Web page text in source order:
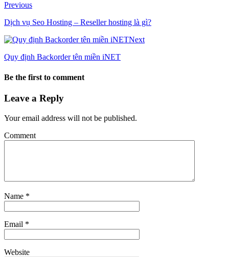
Previous
Dịch vụ Seo Hosting – Reseller hosting là gì?
Next
Quy định Backorder tên miền iNET
Be the first to comment
Leave a Reply
Your email address will not be published.
Comment
Name *
Email *
Website